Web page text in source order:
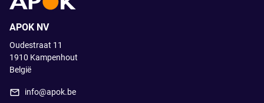
APOK NV
Oudestraat 11
1910 Kampenhout
België
info@apok.be